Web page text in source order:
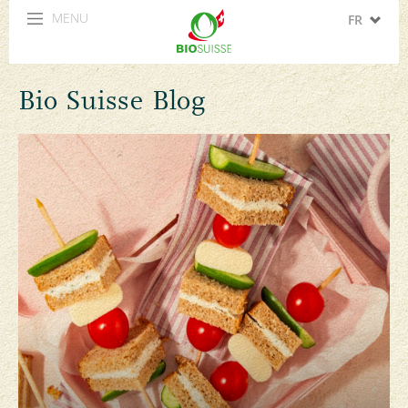
MENU FR
IT
EN
ES
Bio Suisse Blog